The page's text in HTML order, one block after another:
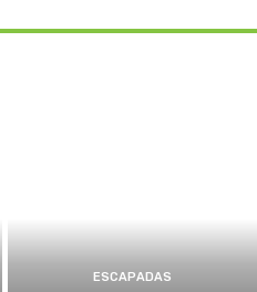
ESCAPADAS